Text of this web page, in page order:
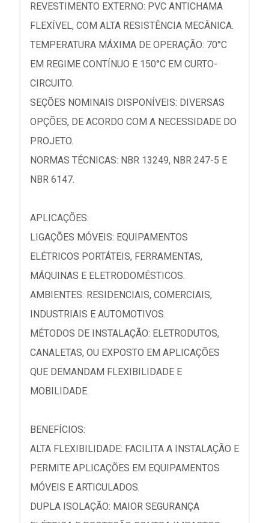
REVESTIMENTO EXTERNO: PVC ANTICHAMA
FLEXÍVEL, COM ALTA RESISTÊNCIA MECÂNICA.
TEMPERATURA MÁXIMA DE OPERAÇÃO: 70°C
EM REGIME CONTÍNUO E 150°C EM CURTO-
CIRCUITO.
SEÇÕES NOMINAIS DISPONÍVEIS: DIVERSAS
OPÇÕES, DE ACORDO COM A NECESSIDADE DO
PROJETO.
NORMAS TÉCNICAS: NBR 13249, NBR 247-5 E
NBR 6147.
APLICAÇÕES:
LIGAÇÕES MÓVEIS: EQUIPAMENTOS
ELÉTRICOS PORTÁTEIS, FERRAMENTAS,
MÁQUINAS E ELETRODOMÉSTICOS.
AMBIENTES: RESIDENCIAIS, COMERCIAIS,
INDUSTRIAIS E AUTOMOTIVOS.
MÉTODOS DE INSTALAÇÃO: ELETRODUTOS,
CANALETAS, OU EXPOSTO EM APLICAÇÕES
QUE DEMANDAM FLEXIBILIDADE E
MOBILIDADE.
BENEFÍCIOS:
ALTA FLEXIBILIDADE: FACILITA A INSTALAÇÃO E
PERMITE APLICAÇÕES EM EQUIPAMENTOS
MÓVEIS E ARTICULADOS.
DUPLA ISOLAÇÃO: MAIOR SEGURANÇA